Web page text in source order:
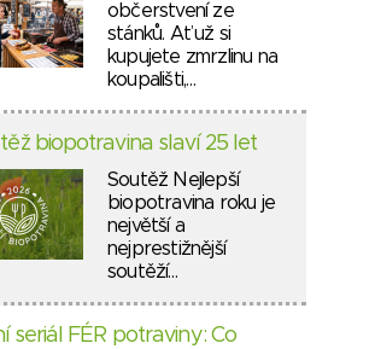
občerstvení ze
stánků. Ať už si
kupujete zmrzlinu na
koupališti,…
biopotravina slaví 25 let
Soutěž Nejlepší
biopotravina roku je
největší a
nejprestižnější
soutěží…
seriál FÉR potraviny: Co